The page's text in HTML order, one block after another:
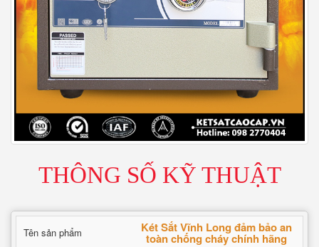
THÔNG SỐ KỸ THUẬT
Tên sản phẩm Két Sắt Vĩnh Long đảm bảo an
toàn chống cháy chính hãng